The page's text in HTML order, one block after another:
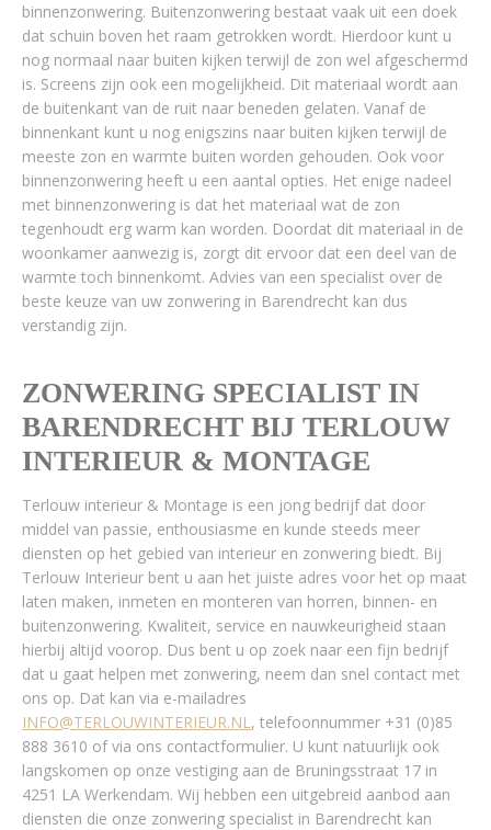
binnenzonwering. Buitenzonwering bestaat vaak uit een doek
dat schuin boven het raam getrokken wordt. Hierdoor kunt u
nog normaal naar buiten kijken terwijl de zon wel afgeschermd
is. Screens zijn ook een mogelijkheid. Dit materiaal wordt aan
de buitenkant van de ruit naar beneden gelaten. Vanaf de
binnenkant kunt u nog enigszins naar buiten kijken terwijl de
meeste zon en warmte buiten worden gehouden. Ook voor
binnenzonwering heeft u een aantal opties. Het enige nadeel
met binnenzonwering is dat het materiaal wat de zon
tegenhoudt erg warm kan worden. Doordat dit materiaal in de
woonkamer aanwezig is, zorgt dit ervoor dat een deel van de
warmte toch binnenkomt. Advies van een specialist over de
beste keuze van uw zonwering in Barendrecht kan dus
verstandig zijn.
ZONWERING SPECIALIST IN
BARENDRECHT BIJ TERLOUW
INTERIEUR & MONTAGE
Terlouw interieur & Montage is een jong bedrijf dat door
middel van passie, enthousiasme en kunde steeds meer
diensten op het gebied van interieur en zonwering biedt. Bij
Terlouw Interieur bent u aan het juiste adres voor het op maat
laten maken, inmeten en monteren van horren, binnen- en
buitenzonwering. Kwaliteit, service en nauwkeurigheid staan
hierbij altijd voorop. Dus bent u op zoek naar een fijn bedrijf
dat u gaat helpen met zonwering, neem dan snel contact met
ons op. Dat kan via e-mailadres
INFO@TERLOUWINTERIEUR.NL, telefoonnummer +31 (0)85
888 3610 of via ons contactformulier. U kunt natuurlijk ook
langskomen op onze vestiging aan de Bruningsstraat 17 in
4251 LA Werkendam. Wij hebben een uitgebreid aanbod aan
diensten die onze zonwering specialist in Barendrecht kan